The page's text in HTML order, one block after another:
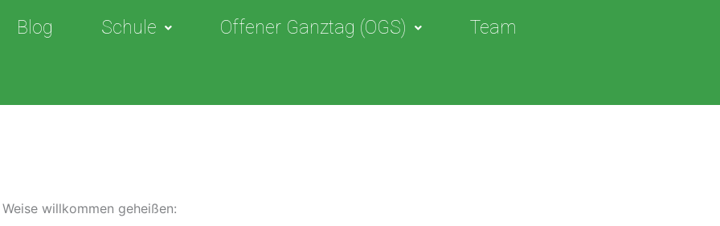
Blog Schule Offener Ganztag (OGS) Team
willkommen geheißen: